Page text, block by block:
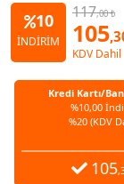
10
İNDİRİM
117,00 ₺
105
KDV Dahil
Kredi Kartı/
%10,00
%20 (KDV
105